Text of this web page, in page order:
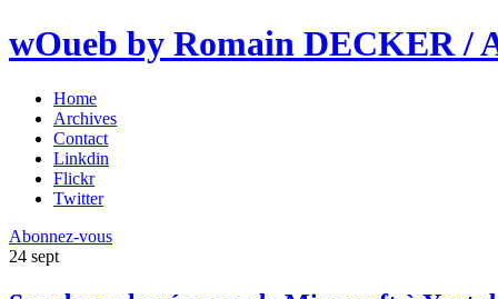
wOueb by Romain DECKER /
Home
Archives
Contact
Linkdin
Flickr
Twitter
Abonnez-vous
24 sept